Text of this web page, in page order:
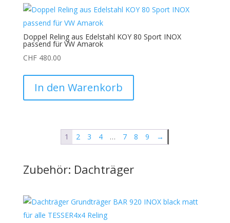
Doppel Reling aus Edelstahl KOY 80 Sport INOX
passend für VW Amarok
CHF480.00
In den Warenkorb
1 2 3 4 … 7 8 9 →
Zubehör: Dachträger